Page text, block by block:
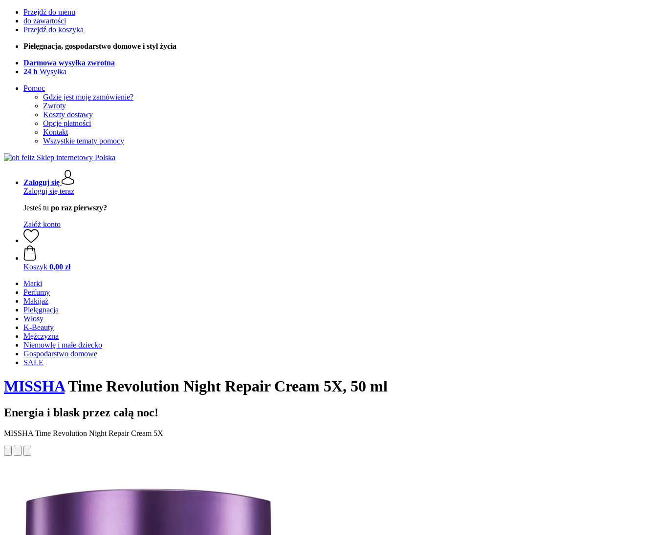
Przejdź do menu
do zawartości
Przejdź do koszyka
Pielęgnacja, gospodarstwo domowe i styl życia
Darmowa wysyłka zwrotna
24 h Wysyłka
Pomoc
Gdzie jest moje zamówienie?
Zwroty
Koszty dostawy
Opcje płatności
Kontakt
Wszystkie tematy pomocy
Zaloguj się
Zaloguj się teraz
Jesteś tu po raz pierwszy?
Załóż konto
Koszyk 0,00 zł
Marki
Perfumy
Makijaż
Pielęgnacja
Włosy
K-Beauty
Mężczyzna
Niemowlę i małe dziecko
Gospodarstwo domowe
SALE
MISSHATime Revolution Night Repair Cream 5X, 50 ml
Energia i blask przez całą noc!
MISSHA Time Revolution Night Repair Cream 5X